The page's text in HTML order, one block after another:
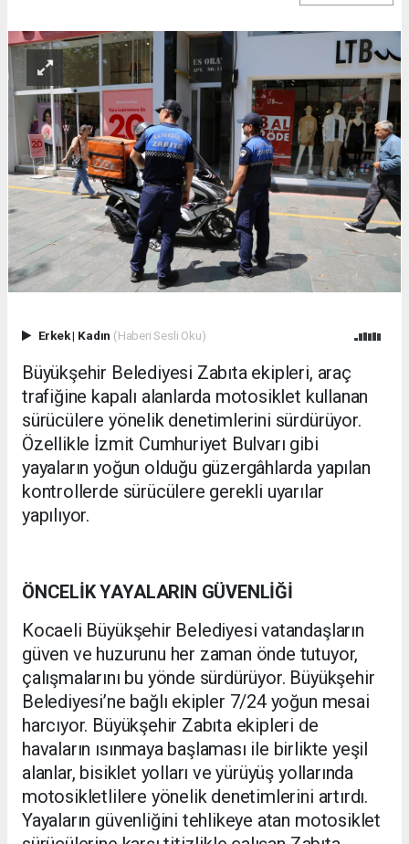
Erkek| Kadın (Haberi Sesli Oku)
Büyükşehir Belediyesi Zabıta ekipleri, araç
trafiğine kapalı alanlarda motosiklet kullanan
sürücülere yönelik denetimlerini sürdürüyor.
Özellikle İzmit Cumhuriyet Bulvarı gibi
yayaların yoğun olduğu güzergâhlarda yapılan
kontrollerde sürücülere gerekli uyarılar
yapılıyor.
ÖNCELİK YAYALARIN GÜVENLİĞİ
Kocaeli Büyükşehir Belediyesi vatandaşların
güven ve huzurunu her zaman önde tutuyor,
çalışmalarını bu yönde sürdürüyor. Büyükşehir
Belediyesi’ne bağlı ekipler 7/24 yoğun mesai
harcıyor. Büyükşehir Zabıta ekipleri de
havaların ısınmaya başlaması ile birlikte yeşil
alanlar, bisiklet yolları ve yürüyüş yollarında
motosikletlilere yönelik denetimlerini artırdı.
Yayaların güvenliğini tehlikeye atan motosiklet